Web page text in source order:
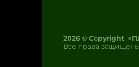
2026 © Copyright.
Все права